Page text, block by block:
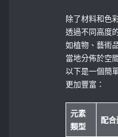
除了材料和色
透過不同高度
如植物、藝術
當地分佈於空
以下是一個簡
更加豐富：
元素
類型
配